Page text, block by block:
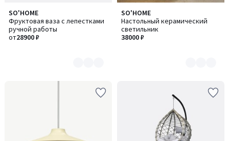
SO'HOME
Фруктовая ваза с лепестками
ручной работы
от28900 ₽
Количество
цветов:
2
SO'HOME
Настольный керамический
светильник
38000 ₽
Количество
цветов:
3